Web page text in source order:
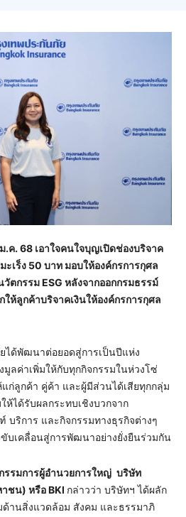
.ค. 68 เอาใจคนใจบุญเปิดช่องบริจาค
เร็ง 50 บาท มอบให้องค์กรการกุศล
ตกรรม ESG หลังจากออกกรมธรรม์
ให้ลูกค้าบริจาคเงินให้องค์กรการกุศล
ได้พัฒนาต่อยอดสู่การเป็นปีแห่ง
มูลค่าเพิ่มให้กับทุกกิจกรรมในห่วงโซ่
ก่ลูกค้า คู่ค้า และผู้มีส่วนได้เสียทุกกลุ่ม
ห้ได้รับผลกระทบเชิงบวกจาก
ริการ และกิจกรรมทางธุรกิจต่างๆ
บเคลื่อนสู่การพัฒนาอย่างยั่งยืนร่วมกัน
รมการผู้อำนวยการใหญ่ บริษัท
าชน) หรือBKI กล่าวว่า บริษัทฯ ได้ผลัก
านสิ่งแวดล้อม สังคม และธรรมาภิ